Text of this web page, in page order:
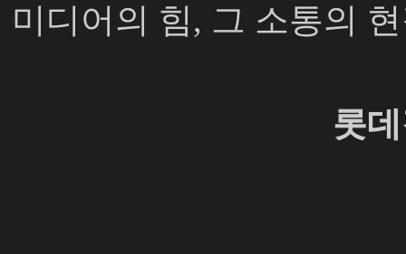
미디어의 힘, 그 소통의
롯